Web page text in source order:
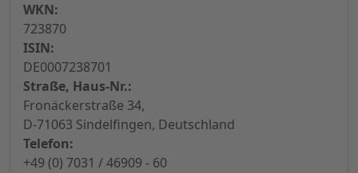
WKN:
723870
ISIN:
DE0007238701
Straße, Haus-Nr.:
Fronäckerstraße 34,
D-71063 Sindelfingen, Deutschland
Telefon:
+49 (0) 7031 / 46909 - 60